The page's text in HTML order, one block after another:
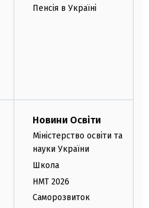
Пенсія в Україні
Новини Освіти
Міністерство освіти та
науки України
Школа
НМТ 2026
Саморозвиток